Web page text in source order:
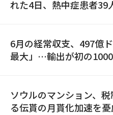
れた4日、熱中症患者39
6月の経常収支、497億
最大」…輸出が初の
ソウルのマンション、
る伝貰の月貰化加速を憂